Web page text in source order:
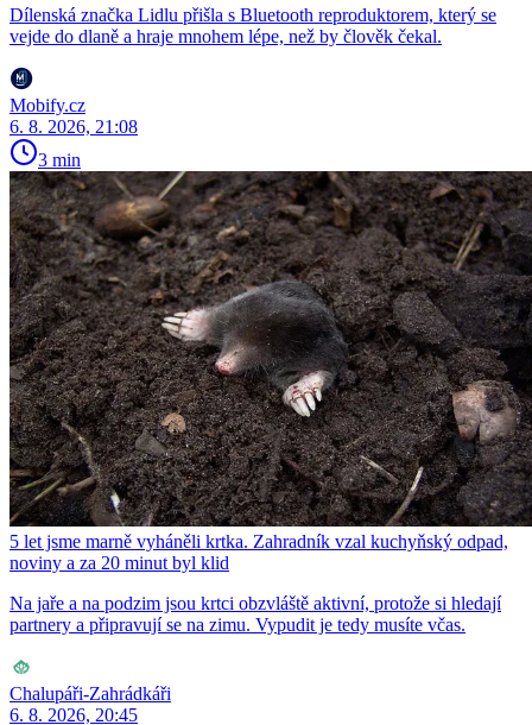
Dílenská značka Lidlu přišla s Bluetooth reproduktorem, který se
vejde do dlaně a hraje mnohem lépe, než by člověk čekal.
Mobify.cz
6. 8. 2026, 21:08
3 min
5 let jsme marně vyháněli krtka. Zahradník vzal kuchyňský odpad,
noviny a za 20 minut byl klid
Na jaře a na podzim jsou krtci obzvláště aktivní, protože si hledají
partnery a připravují se na zimu. Vypudit je tedy musíte včas.
Chalupáři-Zahrádkáři
6. 8. 2026, 20:45